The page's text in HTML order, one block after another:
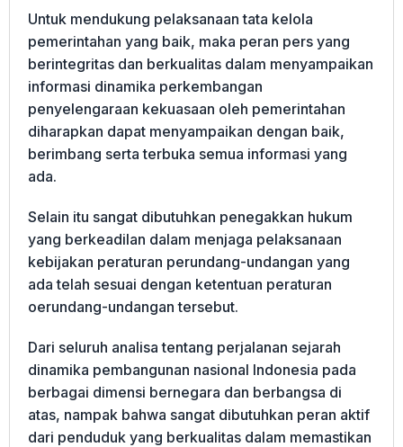
Untuk mendukung pelaksanaan tata kelola
pemerintahan yang baik, maka peran pers yang
berintegritas dan berkualitas dalam menyampaikan
informasi dinamika perkembangan
penyelengaraan kekuasaan oleh pemerintahan
diharapkan dapat menyampaikan dengan baik,
berimbang serta terbuka semua informasi yang
ada.
Selain itu sangat dibutuhkan penegakkan hukum
yang berkeadilan dalam menjaga pelaksanaan
kebijakan peraturan perundang-undangan yang
ada telah sesuai dengan ketentuan peraturan
oerundang-undangan tersebut.
Dari seluruh analisa tentang perjalanan sejarah
dinamika pembangunan nasional Indonesia pada
berbagai dimensi bernegara dan berbangsa di
atas, nampak bahwa sangat dibutuhkan peran aktif
dari penduduk yang berkualitas dalam memastikan